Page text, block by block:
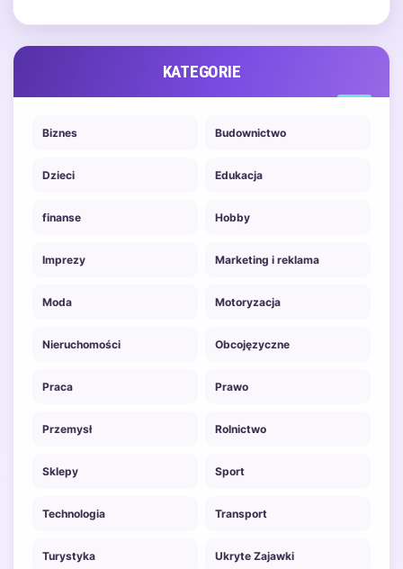
KATEGORIE
Biznes Budownictwo
Dzieci Edukacja
finanse Hobby
Imprezy Marketing i reklama
Moda Motoryzacja
Nieruchomości Obcojęzyczne
Praca Prawo
Przemysł Rolnictwo
Sklepy Sport
Technologia Transport
Turystyka Ukryte Zajawki